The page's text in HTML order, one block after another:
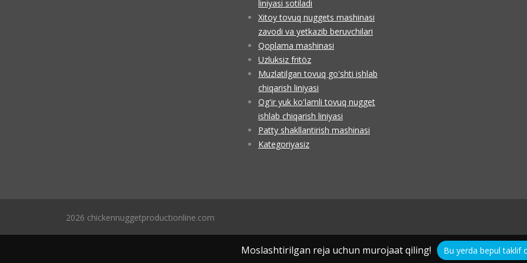
liniyasi sotiladi
Xitoy tovuq nuggets mashinasi
zavodi va yetkazib beruvchilari
Qoplama mashinasi
Uzluksiz fritöz
Muzlatilgan tovuq go'shti ishlab
chiqarish liniyasi
Og'ir yuk ko'lamli tovuq nugget
ishlab chiqarish liniyasi
Patty shakllantirish mashinasi
Kategoriyasiz
2026 chickennuggetproductionline.com
Moslashtirilgan reja uchun murojaat qiling! Bu yerda bepul taklif